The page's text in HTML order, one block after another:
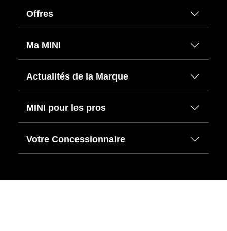
Offres
Ma MINI
Actualités de la Marque
MINI pour les pros
Votre Concessionnaire